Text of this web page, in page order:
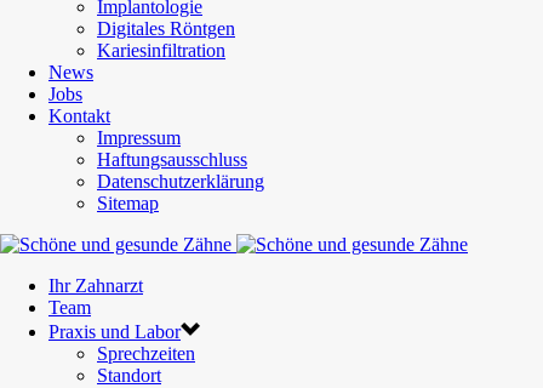
Implantologie
Digitales Röntgen
Kariesinfiltration
News
Jobs
Kontakt
Impressum
Haftungsausschluss
Datenschutzerklärung
Sitemap
Ihr Zahnarzt
Team
Praxis und Labor
Sprechzeiten
Standort